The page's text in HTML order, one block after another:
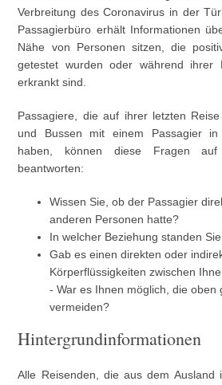
Verbreitung des Coronavirus in der
Passagierbüro erhält Informationen
Nähe von Personen sitzen, die
getestet wurden oder während ihrer
erkrankt sind.
Passagiere, die auf ihrer letzten
und Bussen mit einem Passagier
haben, können diese Fragen auf
beantworten:
Wissen Sie, ob der Passagier
anderen Personen hatte?
In welcher Beziehung standen
Gab es einen direkten oder
Körperflüssigkeiten zwischen
- War es Ihnen möglich, die oben
vermeiden?
Hintergrundinformationen
Alle Reisenden, die aus dem Ausland